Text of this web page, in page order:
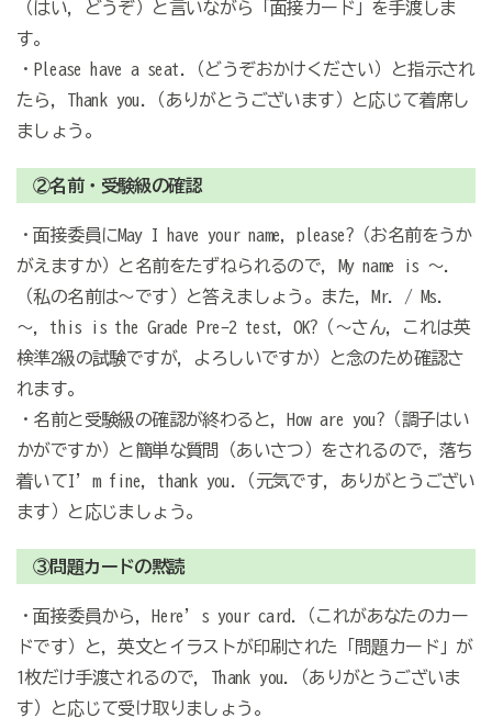
（はい，どうぞ）と言いながら「面接カード」を手渡しま
す。
・Please have a seat.（どうぞおかけください）と指示され
たら，Thank you.（ありがとうございます）と応じて着席し
ましょう。
②名前・受験級の確認
・面接委員にMay I have your name, please?（お名前をうか
がえますか）と名前をたずねられるので，My name is ～.
（私の名前は～です）と答えましょう。また，Mr. / Ms.
～, this is the Grade Pre-2 test, OK?（～さん，これは英
検準2級の試験ですが，よろしいですか）と念のため確認さ
れます。
・名前と受験級の確認が終わると，How are you?（調子はい
かがですか）と簡単な質問（あいさつ）をされるので，落ち
着いてI’m fine, thank you.（元気です，ありがとうござい
ます）と応じましょう。
③問題カードの黙読
・面接委員から，Here’s your card.（これがあなたのカー
ドです）と，英文とイラストが印刷された「問題カード」が
1枚だけ手渡されるので，Thank you.（ありがとうございま
す）と応じて受け取りましょう。